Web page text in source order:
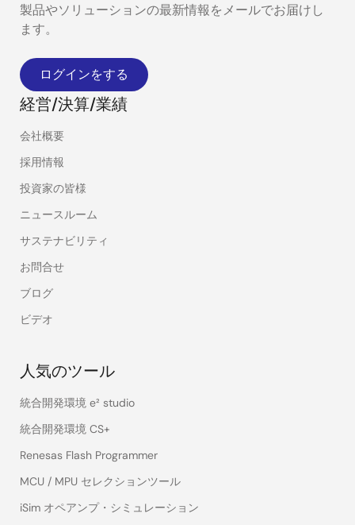
製品やソリューションの最新情報をメールでお届けし
ます。
ログインをする
経営/決算/業績
会社概要
採用情報
投資家の皆様
ニュースルーム
サステナビリティ
お問合せ
ブログ
ビデオ
人気のツール
統合開発環境 e² studio
統合開発環境 CS+
Renesas Flash Programmer
MCU / MPU セレクションツール
iSim オペアンプ・シミュレーション